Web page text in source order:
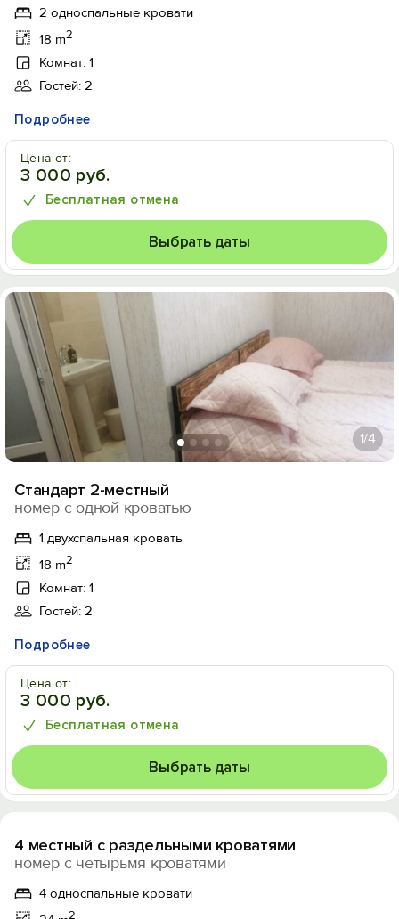
2 односпальные кровати
18 m2
Комнат: 1
Гостей: 2
Подробнее
Цена от:
3 000 руб.
Бесплатная отмена
Выбрать даты
1/4
Стандарт 2-местный
номер с одной кроватью
1 двухспальная кровать
18 m2
Комнат: 1
Гостей: 2
Подробнее
Цена от:
3 000 руб.
Бесплатная отмена
Выбрать даты
1/0
4 местный с раздельными кроватями
номер с четырьмя кроватями
4 односпальные кровати
2